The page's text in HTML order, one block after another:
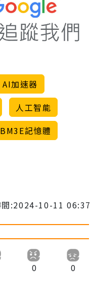
AI加速器
人工智能
記憶體
間:2024-10-11 06:37
0 0